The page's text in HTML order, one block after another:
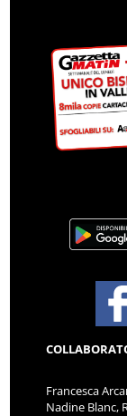
Francesca
Nadine Blanc,